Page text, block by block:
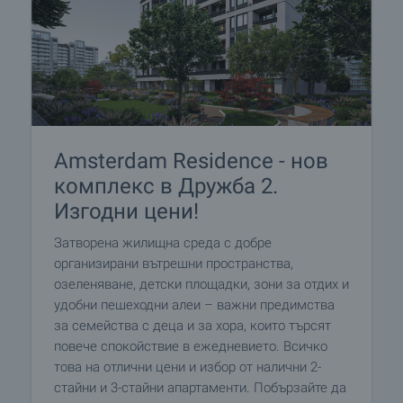
Amsterdam Residence - нов
комплекс в Дружба 2.
Изгодни цени!
Затворена жилищна среда с добре
организирани вътрешни пространства,
озеленяване, детски площадки, зони за отдих и
удобни пешеходни алеи – важни предимства
за семейства с деца и за хора, които търсят
повече спокойствие в ежедневието. Всичко
това на отлични цени и избор от налични 2-
стайни и 3-стайни апартаменти. Побързайте да